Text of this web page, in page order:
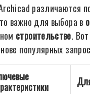
различаются
важно для выбора в
строительстве.
популярных